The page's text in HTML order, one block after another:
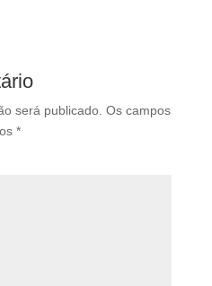
será publicado. Os campos
*